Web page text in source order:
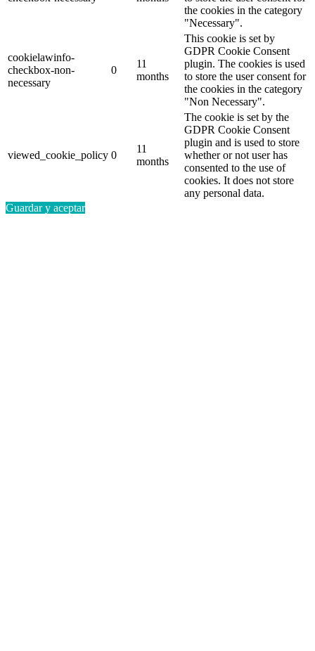
the cookies in the category
"Necessary".
cookielawinfo-
checkbox-non-
necessary
0
11
months
This cookie is set by
GDPR Cookie Consent
plugin. The cookies is used
to store the user consent for
the cookies in the category
"Non Necessary".
viewed_cookie_policy 0
11
months
The cookie is set by the
GDPR Cookie Consent
plugin and is used to store
whether or not user has
consented to the use of
cookies. It does not store
any personal data.
Guardar y aceptar